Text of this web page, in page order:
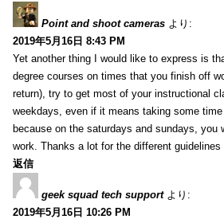
Point and shoot cameras より:
2019年5月16日 8:43 PM
Yet another thing I would like to express is
degree courses on times that you finish off
return), try to get most of your instructional
weekdays, even if it means taking some
because on the saturdays and sundays, you
work. Thanks a lot for the different
返信
geek squad tech support より:
2019年5月16日 10:26 PM